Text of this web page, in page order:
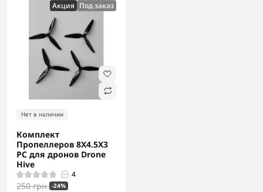
Акция Под заказ
Нет в наличии
Комплект
Пропеллеров 8X4.5X3
PC для дронов Drone
Hive
4
250 грн. -24%